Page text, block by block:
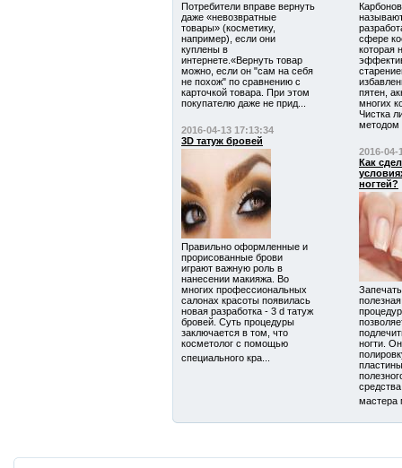
Потребители вправе вернуть
даже «невозвратные
товары» (косметику,
например), если они
куплены в
интернете.«Вернуть товар
можно, если он "сам на себя
не похож" по сравнению с
карточкой товара. При этом
покупателю даже не прид...
2016-04-13 17:13:34
3D татуж бровей
Правильно оформленные и
прорисованные брови
играют важную роль в
нанесении макияжа. Во
многих профессиональных
салонах красоты появилась
новая разработка - 3 d татуж
бровей. Суть процедуры
заключается в том, что
косметолог с помощью
специального кра...
сфере
которая
пятен,
многих
Чистка
методом
2016-04-
Как
ногтей?
ногти.
мастера